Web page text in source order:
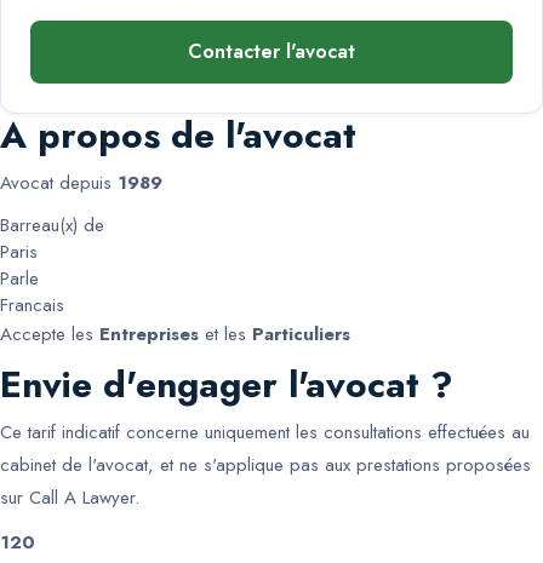
Contacter l'avocat
A propos de l'avocat
Avocat depuis 1989
Barreau(x) de
Paris
Parle
Francais
Accepte les Entreprises et les Particuliers
Envie d'engager l'avocat ?
Ce tarif indicatif concerne uniquement les consultations effectuées au
cabinet de l'avocat, et ne s'applique pas aux prestations proposées
sur Call A Lawyer.
120